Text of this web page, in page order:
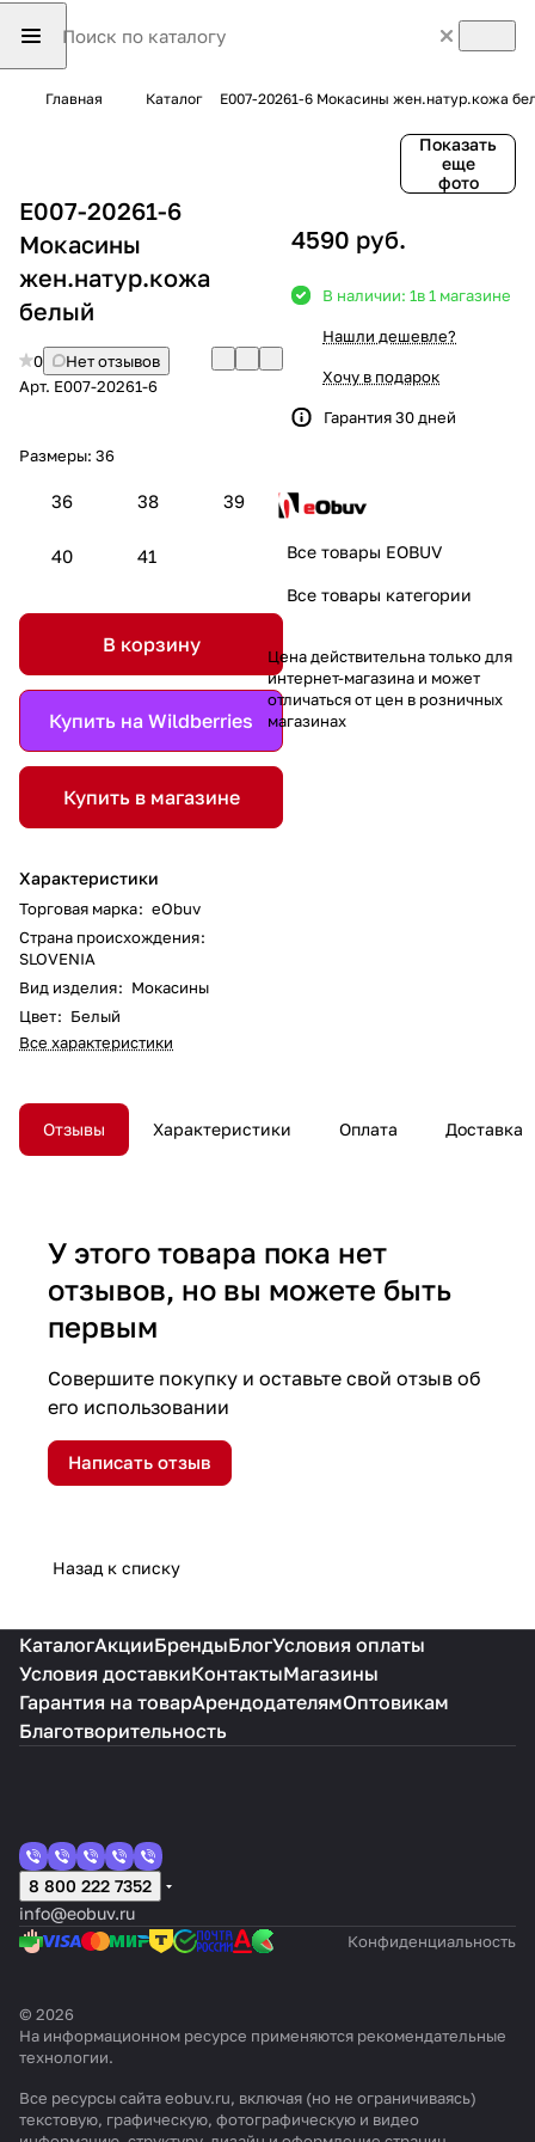
Главная Каталог E007-20261-6 Мокасины жен.натур.кожа
Показать
еще
фото
E007-20261-6
Мокасины
жен.натур.кожа
белый
0
Нет отзывов
Арт. E007-20261-6
Размеры: 36
36 38 39
40 41
В корзину
Купить на Wildberries
Купить в магазине
Характеристики
Торговая марка: eObuv
Страна происхождения:
SLOVENIA
Вид изделия: Мокасины
Цвет: Белый
Все характеристики
4590 руб.
В наличии: 1в 1 магазине
Нашли дешевле?
Хочу в подарок
Гарантия 30 дней
Все товары EOBUV
Все товары категории
Цена действительна только для
интернет-магазина и может
отличаться от цен в розничных
магазинах
Отзывы Характеристики Оплата Доставка
У этого товара пока нет
отзывов, но вы можете быть
первым
Совершите покупку и оставьте свой отзыв об
его использовании
Написать отзыв
Назад к списку
КаталогАкцииБрендыБлогУсловия оплаты
Условия доставкиКонтактыМагазины
Гарантия на товарАрендодателямОптовикам
Благотворительность
8 800 222 7352
info@eobuv.ru
Конфиденциальность
© 2026
На информационном ресурсе применяются рекомендательные
технологии.
Все ресурсы сайта eobuv.ru, включая (но не ограничиваясь)
текстовую, графическую, фотографическую и видео